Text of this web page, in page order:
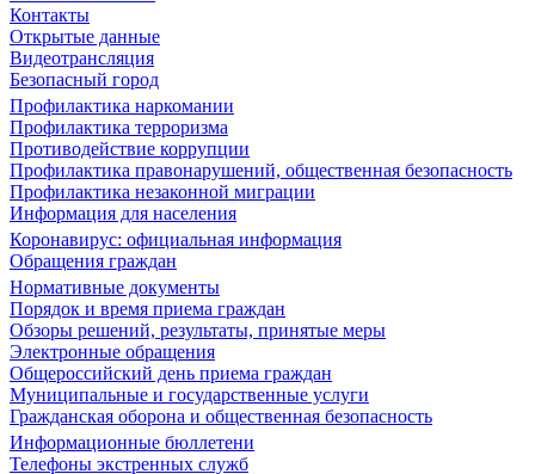
Контакты
Открытые данные
Видеотрансляция
Безопасный город
Профилактика наркомании
Профилактика терроризма
Противодействие коррупции
Профилактика правонарушений, общественная безопасность
Профилактика незаконной миграции
Информация для населения
Коронавирус: официальная информация
Обращения граждан
Нормативные документы
Порядок и время приема граждан
Обзоры решений, результаты, принятые меры
Электронные обращения
Общероссийский день приема граждан
Муниципальные и государственные услуги
Гражданская оборона и общественная безопасность
Информационные бюллетени
Телефоны экстренных служб